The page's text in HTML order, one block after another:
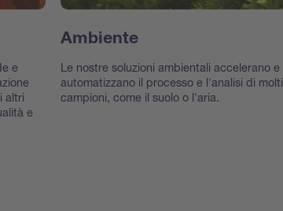
e
altri
e
Ambiente
Le nostre soluzioni ambientali accelerano e
automatizzano il processo e l'analisi di molti
campioni, come il suolo o l'aria.